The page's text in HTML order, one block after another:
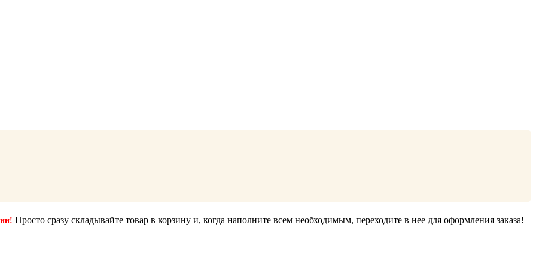
Просто сразу складывайте товар в корзину и, когда наполните всем необходимым, переходите в нее для оформления заказа!